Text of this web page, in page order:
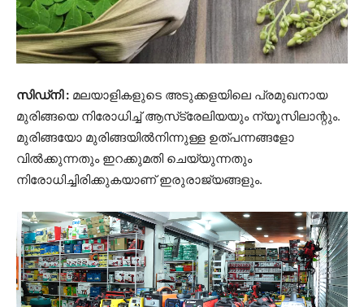
സിഡ്‌നി : മലയാളികളുടെ അടുക്കളയിലെ പ്രമുഖനായ
മുരിങ്ങയെ നിരോധിച്ച് ആസ്‌ട്രേലിയയും ന്യൂസിലാന്റും.
മുരിങ്ങയോ മുരിങ്ങയില്‍നിന്നുള്ള ഉത്പന്നങ്ങളോ
വില്‍ക്കുന്നതും ഇറക്കുമതി ചെയ്യുന്നതും
നിരോധിച്ചിരിക്കുകയാണ് ഇരുരാജ്യങ്ങളും.